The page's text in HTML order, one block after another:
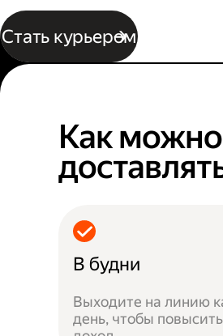
Стать курьером
Как можно
В будни
Выходите на линию
день, чтобы